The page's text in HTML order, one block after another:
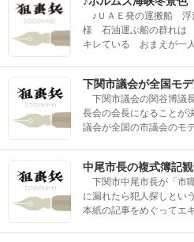
♪ＵＡＥ発の運搬船
様 石油運ぶ船の群れ
キレている おまえが一
下関市議会が全国モデ
下関市議会の関谷博議
長会の会長になることが
議会が全国の市議会のモ
中尾市長の複式簿記
下関市中尾市長が「市
に漏れたら犯人探しとい
本紙の記事をめぐってエ